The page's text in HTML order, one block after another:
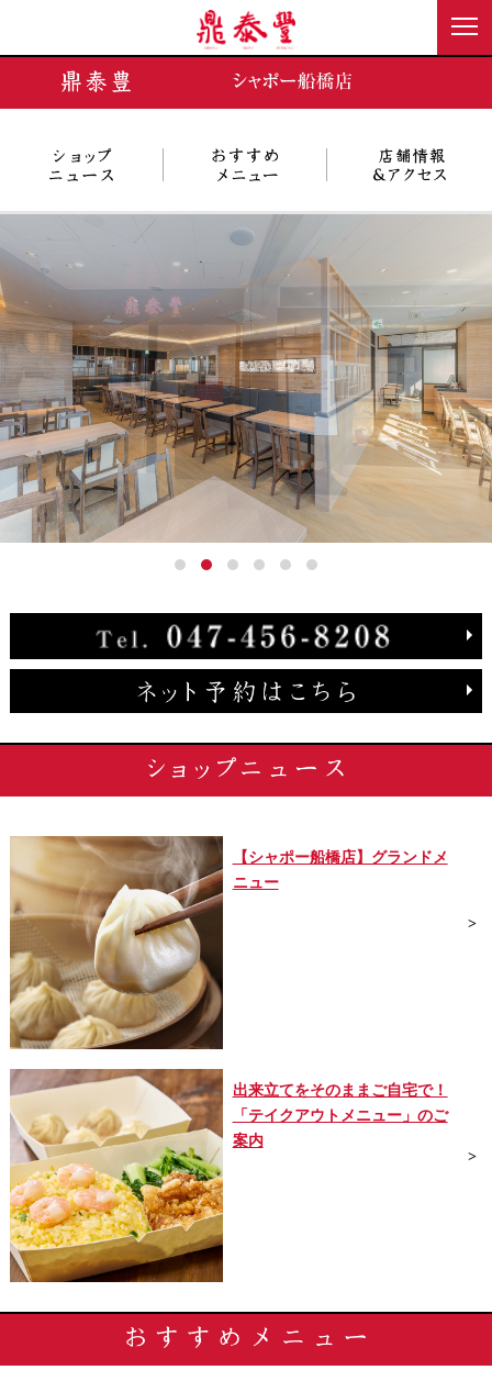
【シャポー船橋店】グランドメ
ニュー
出来立てをそのままご自宅で！
「テイクアウトメニュー」のご
案内